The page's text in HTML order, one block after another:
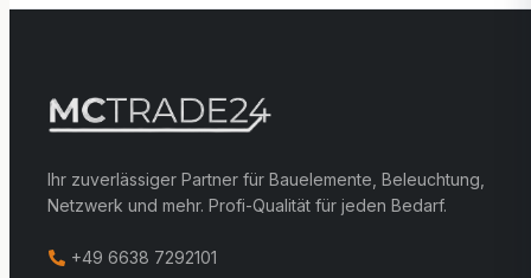
Ihr zuverlässiger Partner für Bauelemente, Beleuchtung,
Netzwerk und mehr. Profi-Qualität für jeden Bedarf.
+49 6638 7292101